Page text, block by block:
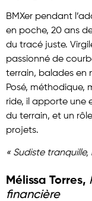
BMXer pendant
en poche, 20 ans
du tracé juste.
passionné de
terrain, balades en
Posé, méthodique,
ride, il apporte une
du terrain, et un
projets.
« Sudiste
Mélissa Torres,
financière